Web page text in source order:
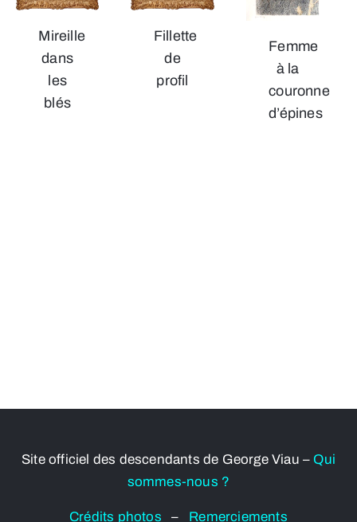
Mireille
dans
les
blés
Fillette
de
profil
Femme
à la
couronne
d’épines
Site officiel des descendants de George Viau – Qui
sommes-nous ?
Crédits photos– Remerciements